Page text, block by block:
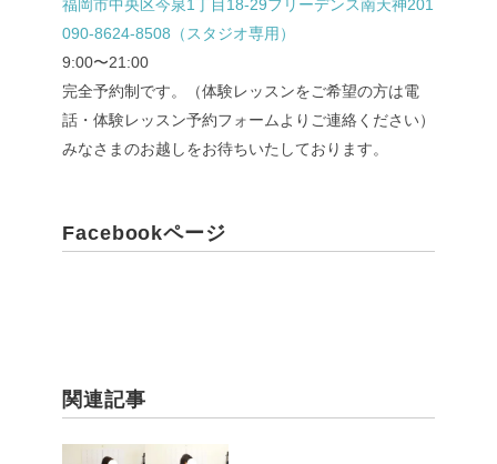
福岡市中央区今泉1丁目18-29フリーデンス南天神201
090-8624-8508（スタジオ専用）
9:00〜21:00
完全予約制です。（体験レッスンをご希望の方は電
話・体験レッスン予約フォームよりご連絡ください）
みなさまのお越しをお待ちいたしております。
Facebookページ
関連記事